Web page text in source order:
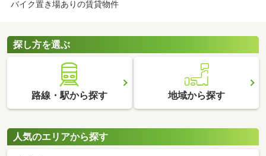
バイク置き場ありの賃貸物件
探し方を選ぶ
路線・駅から探す 地域から探す
人気のエリアから探す